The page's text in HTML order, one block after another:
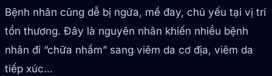
Bệnh nhân cũng dễ bị ngứa, mề đay, chủ yếu tại vị trí
tổn thương. Đây là nguyên nhân khiến nhiều bệnh
nhân đi “chữa nhầm” sang viêm da cơ địa, viêm da
tiếp xúc…